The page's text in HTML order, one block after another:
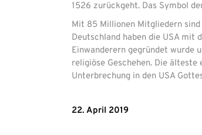
1526 zurückgeht. Das Symbol
Mit 85 Millionen Mitgliedern
Deutschland haben die USA mit
Einwanderern gegründet wurde
religiöse Geschehen. Die
Unterbrechung in den USA
22. April 2019